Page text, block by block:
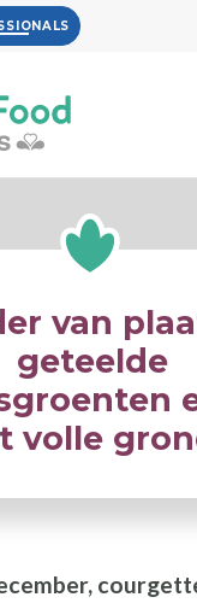
van
geteelde
volle